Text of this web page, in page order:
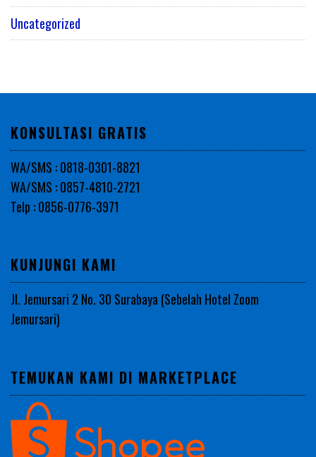
Uncategorized
KONSULTASI GRATIS
WA/SMS : 0818-0301-8821
WA/SMS : 0857-4810-2721
Telp : 0856-0776-3971
KUNJUNGI KAMI
Jl. Jemursari 2 No. 30 Surabaya (Sebelah Hotel Zoom
Jemursari)
TEMUKAN KAMI DI MARKETPLACE